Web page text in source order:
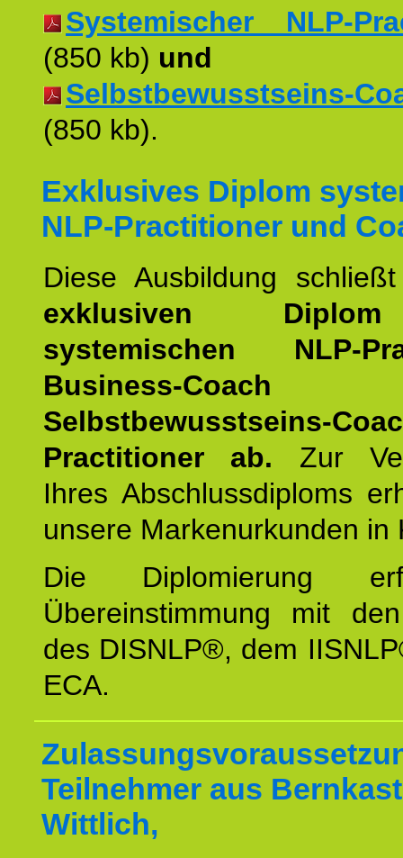
Systemischer NLP-
(850 kb) und
Selbstbewusstseins-
(850 kb).
Exklusives Diplom
NLP-Practitioner und
Diese Ausbildung
exklusiven
systemischen NLP-
Business-Coach
Selbstbewusstseins-
Practitioner ab. Zur
Ihres Abschlussdiploms
unsere Markenurkunden in
Die Diplomierung
Übereinstimmung mit
des DISNLP®, dem
ECA.
Teilnehmer aus
Wittlich,